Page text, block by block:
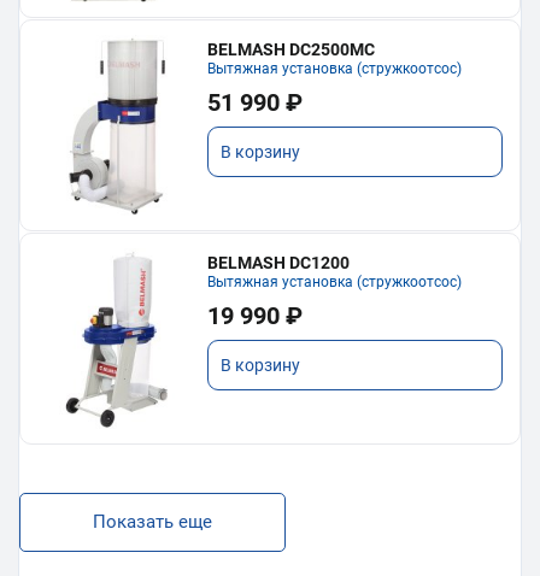
BELMASH DC2500MC
Вытяжная установка (стружкоотсос)
51 990 ₽
В корзину
BELMASH DC1200
Вытяжная установка (стружкоотсос)
19 990 ₽
В корзину
Показать еще